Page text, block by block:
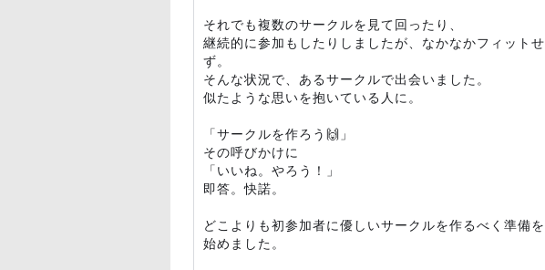
それでも複数のサークルを見て回ったり、
継続的に参加もしたりしましたが、なかなかフィットせ
ず。
そんな状況で、あるサークルで出会いました。
似たような思いを抱いている人に。
「サークルを作ろう🙌」
その呼びかけに
「いいね。やろう！」
即答。快諾。
どこよりも初参加者に優しいサークルを作るべく準備を
始めました。